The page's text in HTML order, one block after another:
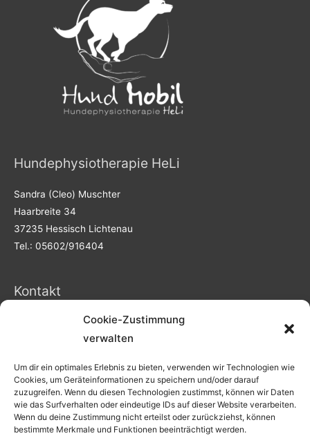
Cookie-Zustimmung
verwalten
Um dir ein optimales Erlebnis zu bieten, verwenden wir Technologien wie
Cookies, um Geräteinformationen zu speichern und/oder darauf
zuzugreifen. Wenn du diesen Technologien zustimmst, können wir Daten
wie das Surfverhalten oder eindeutige IDs auf dieser Website verarbeiten.
Wenn du deine Zustimmung nicht erteilst oder zurückziehst, können
bestimmte Merkmale und Funktionen beeinträchtigt werden.
Hundephysiotherapie HeLi
Sandra (Cleo) Muschter
Haarbreite 34
37235 Hessisch Lichtenau
Tel.: 05602/916404
Kontakt
Internet: www.hund-mobil-heli.de
E-Mail: info@hund-mobil-heli.de
Information
Impressum
Datenschutz